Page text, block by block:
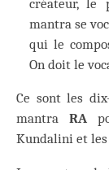
créateur, le
mantra se
qui le
On doit le
Ce sont les
mantra RA
Kundalini et